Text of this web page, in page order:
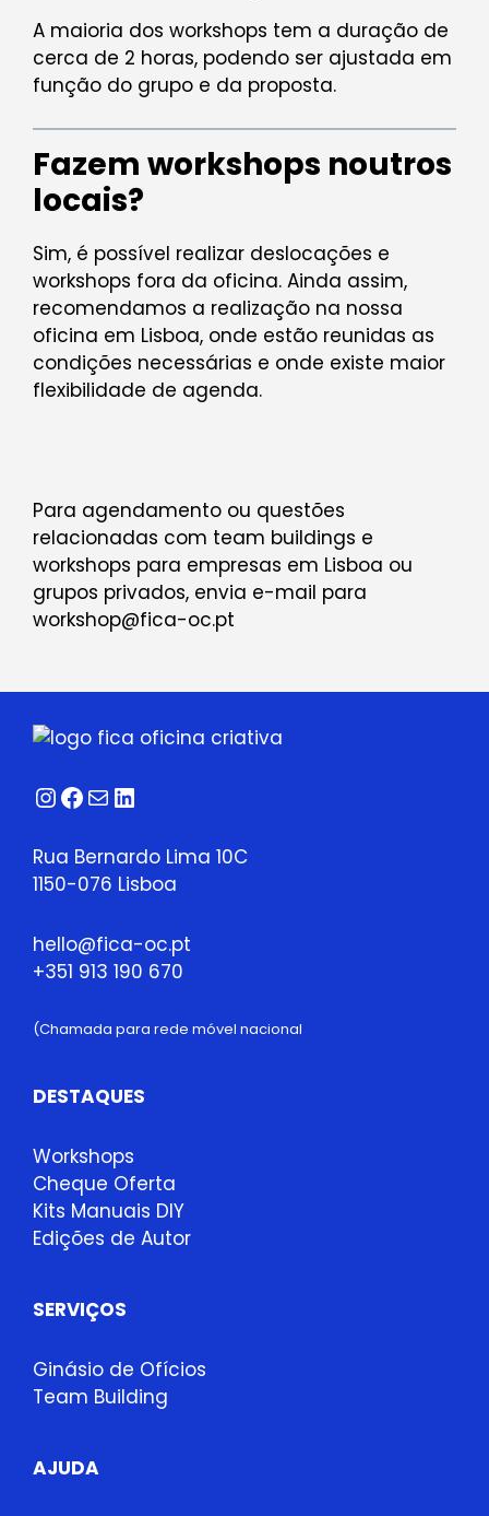
A maioria dos workshops tem a duração de
cerca de 2 horas, podendo ser ajustada em
função do grupo e da proposta.
Fazem workshops noutros
locais?
Sim, é possível realizar deslocações e
workshops fora da oficina. Ainda assim,
recomendamos a realização na nossa
oficina em Lisboa, onde estão reunidas as
condições necessárias e onde existe maior
flexibilidade de agenda.
Para agendamento ou questões
relacionadas com team buildings e
workshops para empresas em Lisboa ou
grupos privados, envia e-mail para
workshop@fica-oc.pt
Instagram
Facebook
Correio
LinkedIn
Rua Bernardo Lima 10C
1150-076 Lisboa
hello@fica-oc.pt
+351 913 190 670
(Chamada para rede móvel nacional
DESTAQUES
Workshops
Cheque Oferta
Kits Manuais DIY
Edições de Autor
SERVIÇOS
Ginásio de Ofícios
Team Building
AJUDA